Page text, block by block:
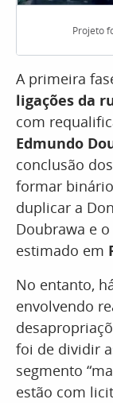
Projeto
A primeira
ligações da
com
Edmundo
conclusão
formar
duplicar a
Doubrawa e
estimado em
No entanto,
envolvendo
foi de dividir
segmento
estão com